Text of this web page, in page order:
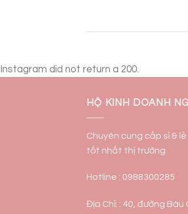
Instagram did not return a 200.
HỘ KINH DOANH
Chuyên cung cấp sỉ &
tốt nhất thị trường
Hotline : 0988300285
Địa Chỉ: : 40, đường